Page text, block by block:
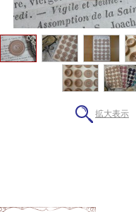
拡大表示